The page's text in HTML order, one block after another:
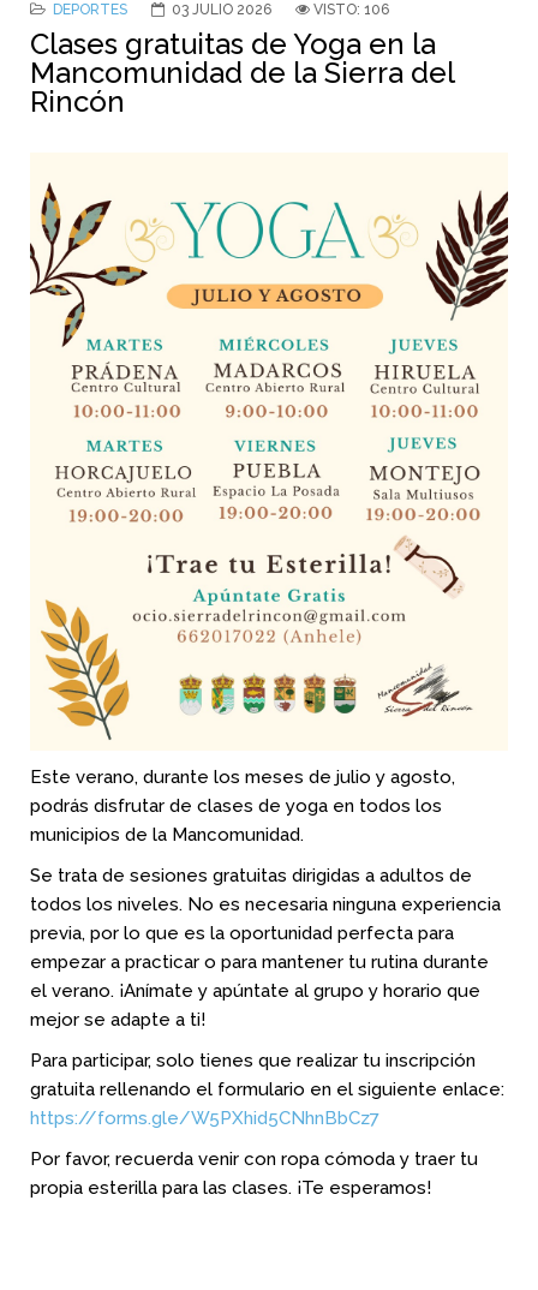
DEPORTES 03 JULIO 2026 VISTO: 106
Clases gratuitas de Yoga en la
Mancomunidad de la Sierra del
Rincón
Este verano, durante los meses de julio y agosto,
podrás disfrutar de clases de yoga en todos los
municipios de la Mancomunidad.
Se trata de sesiones gratuitas dirigidas a adultos de
todos los niveles. No es necesaria ninguna experiencia
previa, por lo que es la oportunidad perfecta para
empezar a practicar o para mantener tu rutina durante
el verano. ¡Anímate y apúntate al grupo y horario que
mejor se adapte a ti!
Para participar, solo tienes que realizar tu inscripción
gratuita rellenando el formulario en el siguiente enlace:
https://forms.gle/W5PXhid5CNhnBbCz7
Por favor, recuerda venir con ropa cómoda y traer tu
propia esterilla para las clases. ¡Te esperamos!